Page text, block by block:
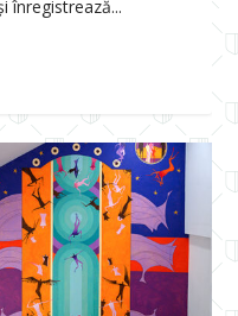
înregistrează...